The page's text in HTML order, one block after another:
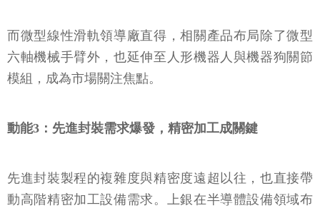
而微型線性滑軌領導廠直得，相關產品布局除了微型
六軸機械手臂外，也延伸至人形機器人與機器狗關節
模組，成為市場關注焦點。
動能3：先進封裝需求爆發，精密加工成關鍵
先進封裝製程的複雜度與精密度遠超以往，也直接帶
動高階精密加工設備需求。上銀在半導體設備領域布